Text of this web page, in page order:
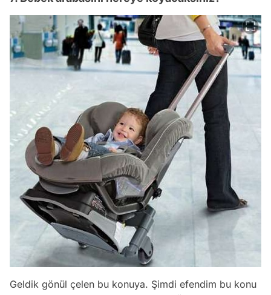
Geldik gönül çelen bu konuya. Şimdi efendim bu konu